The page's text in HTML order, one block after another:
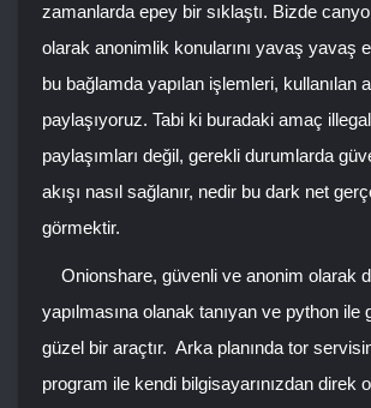
zamanlarda epey bir sıklaştı. Bizde
olarak anonimlik konularını yavaş yavaş
bu bağlamda yapılan işlemleri, kullanılan
paylaşıyoruz. Tabi ki buradaki amaç
paylaşımları değil, gerekli durumlarda
akışı nasıl sağlanır, nedir bu dark net
görmektir.
Onionshare, güvenli ve anonim olarak
yapılmasına olanak tanıyan ve python ile
güzel bir araçtır. Arka planında tor
program ile kendi bilgisayarınızdan direk